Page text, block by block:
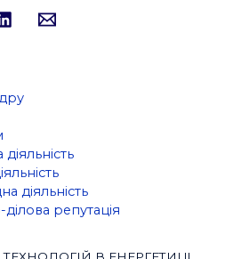
діяльність
репутація